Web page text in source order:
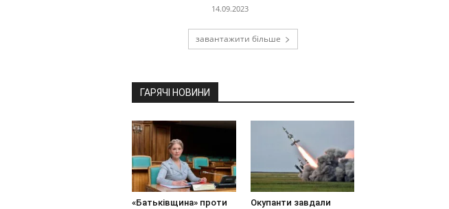
14.09.2023
завантажити більше
ГАРЯЧІ НОВИНИ
«Батьківщина» проти
Окупанти завдали